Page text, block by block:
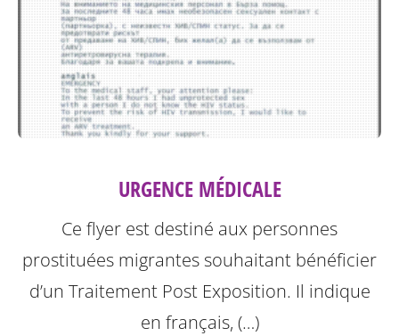
URGENCE MÉDICALE
Ce flyer est destiné aux personnes
prostituées migrantes souhaitant bénéficier
d’un Traitement Post Exposition. Il indique
en français, (…)